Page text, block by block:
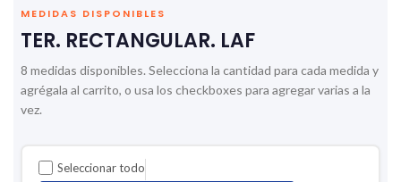
MEDIDAS DISPONIBLES
TER. RECTANGULAR. LAF
8 medidas disponibles. Selecciona la cantidad para cada medida y
agrégala al carrito, o usa los checkboxes para agregar varias a la
vez.
Seleccionar todo